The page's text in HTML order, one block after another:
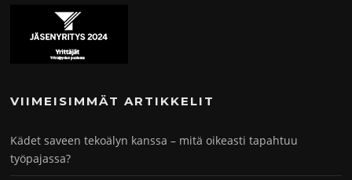
VIIMEISIMMÄT ARTIKKELIT
Kädet saveen tekoälyn kanssa – mitä oikeasti tapahtuu
työpajassa?